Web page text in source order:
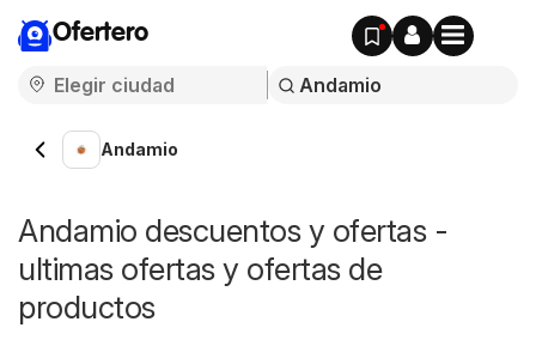
Ofertero
Andamio
Andamio descuentos y ofertas -
ultimas ofertas y ofertas de
productos